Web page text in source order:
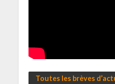
Toutes les brèves